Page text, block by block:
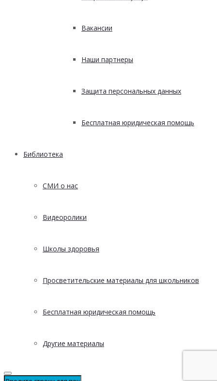
Вакансии
Наши партнеры
Защита персональных данных
Бесплатная юридическая помощь
Библиотека
СМИ о нас
Видеоролики
Школы здоровья
Просветительские материалы для школьников
Бесплатная юридическая помощь
Другие материалы